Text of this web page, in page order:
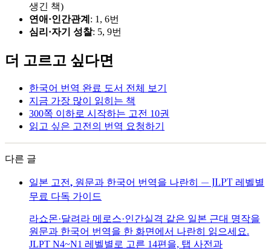
생긴 책)
연애·인간관계 : 1, 6번
심리·자기 성찰: 5, 9번
더 고르고 싶다면
한국어 번역 완료 도서 전체 보기
지금 가장 많이 읽히는 책
300쪽 이하로 시작하는 고전 10권
읽고 싶은 고전의 번역 요청하기
다른 글
일본 고전, 원문과 한국어 번역을 나란히 — JLPT 레벨별
무료 다독 가이드
라쇼몬·달려라 메로스·인간실격 같은 일본 근대 명작을
원문과 한국어 번역을 한 화면에서 나란히 읽으세요.
JLPT N4~N1 레벨별로 고른 14편을, 탭 사전과